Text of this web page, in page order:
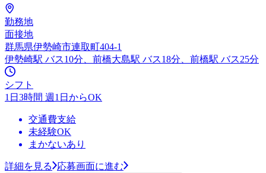
勤務地
面接地
群馬県伊勢崎市連取町404-1
伊勢崎駅 バス10分、前橋大島駅 バス18分、前橋駅 バス25分
シフト
1日3時間 週1日からOK
交通費支給
未経験OK
まかないあり
詳細を見る 応募画面に進む